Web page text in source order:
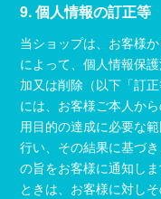
9. 個人情報の訂正等
当ショップは、お客様
によって、個人情報保
加又は削除（以下「訂
には、お客様ご本人か
用目的の達成に必要な
行い、その結果に基づ
の旨をお客様に通知し
ときは、お客様に対し